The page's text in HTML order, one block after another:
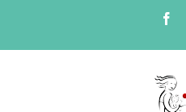
content